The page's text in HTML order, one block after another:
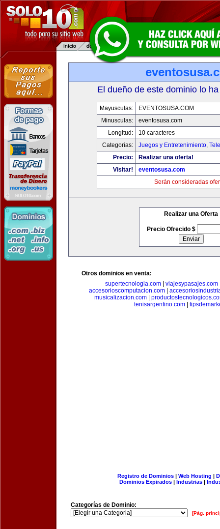
El dueño de este dominio lo
Mayusculas:
EVENTOSUSA.COM
Minusculas:
eventosusa.com
Longitud:
10 caracteres
Categorias:
Juegos y Entretenimiento,
Precio:
Realizar una oferta!
Visitar!
eventosusa.com
Serán consideradas
Realizar una Oferta
Precio Ofrecido $
Otros dominios en venta:
supertecnologia.com| viajesypasajes.com
accesorioscomputacion.com
musicalizacion.com|
tenisargentino.com
Registro de Dominios| Web Hosting |
Dominios Expirados | Industrias |
Categorías de Dominio:
[Pág.